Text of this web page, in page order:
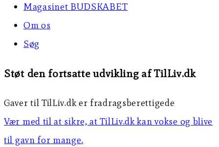
Magasinet BUDSKABET
Om os
Søg
Støt den fortsatte udvikling af TilLiv.dk
Gaver til TilLiv.dk er fradragsberettigede
Vær med til at sikre, at TilLiv.dk kan vokse og blive
til gavn for mange.